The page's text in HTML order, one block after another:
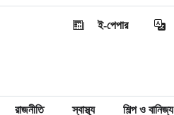
ই-পেপার
রাজনীতি স্বাস্থ্য শিল্প ও বানিজ্য